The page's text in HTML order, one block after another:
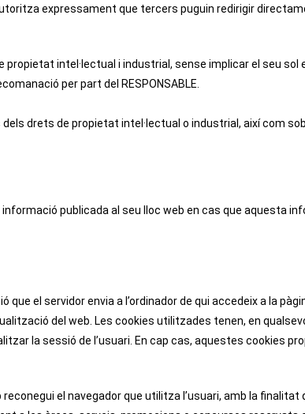
expressament que tercers puguin redirigir
intel·lectual i industrial, sense implicar el seu sol
per part del RESPONSABLE.
drets de propietat intel·lectual o industrial, així com
informació publicada al seu lloc web en cas que aquesta
el servidor envia a l’ordinador de qui accedeix a la
del web. Les cookies utilitzades tenen, en
la sessió de l’usuari. En cap cas, aquestes cookies
el navegador que utilitza l’usuari, amb la finalitat